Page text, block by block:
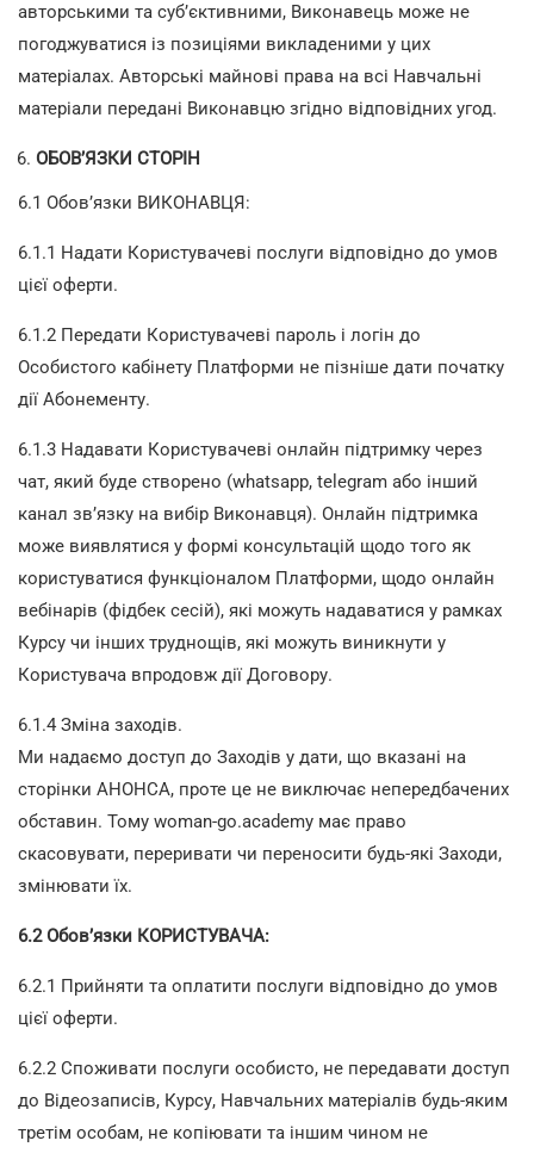
авторськими та суб’єктивними, Виконавець може не
погоджуватися із позиціями викладеними у цих
матеріалах. Авторські майнові права на всі Навчальні
матеріали передані Виконавцю згідно відповідних угод.
ОБОВ’ЯЗКИ СТОРІН
6.1 Обов’язки ВИКОНАВЦЯ:
6.1.1 Надати Користувачеві послуги відповідно до умов
цієї оферти.
6.1.2 Передати Користувачеві пароль і логін до
Особистого кабінету Платформи не пізніше дати початку
дії Абонементу.
6.1.3 Надавати Користувачеві онлайн підтримку через
чат, який буде створено (whatsapp, telegram або інший
канал зв’язку на вибір Виконавця). Онлайн підтримка
може виявлятися у формі консультацій щодо того як
користуватися функціоналом Платформи, щодо онлайн
вебінарів (фідбек сесій), які можуть надаватися у рамках
Курсу чи інших труднощів, які можуть виникнути у
Користувача впродовж дії Договору.
6.1.4 Зміна заходів.
Ми надаємо доступ до Заходів у дати, що вказані на
сторінки АНОНСА, проте це не виключає непередбачених
обставин. Тому woman-go.academy має право
скасовувати, переривати чи переносити будь-які Заходи,
змінювати їх.
6.2 Обов’язки КОРИСТУВАЧА:
6.2.1 Прийняти та оплатити послуги відповідно до умов
цієї оферти.
6.2.2 Споживати послуги особисто, не передавати доступ
до Відеозаписів, Курсу, Навчальних матеріалів будь-яким
третім особам, не копіювати та іншим чином не